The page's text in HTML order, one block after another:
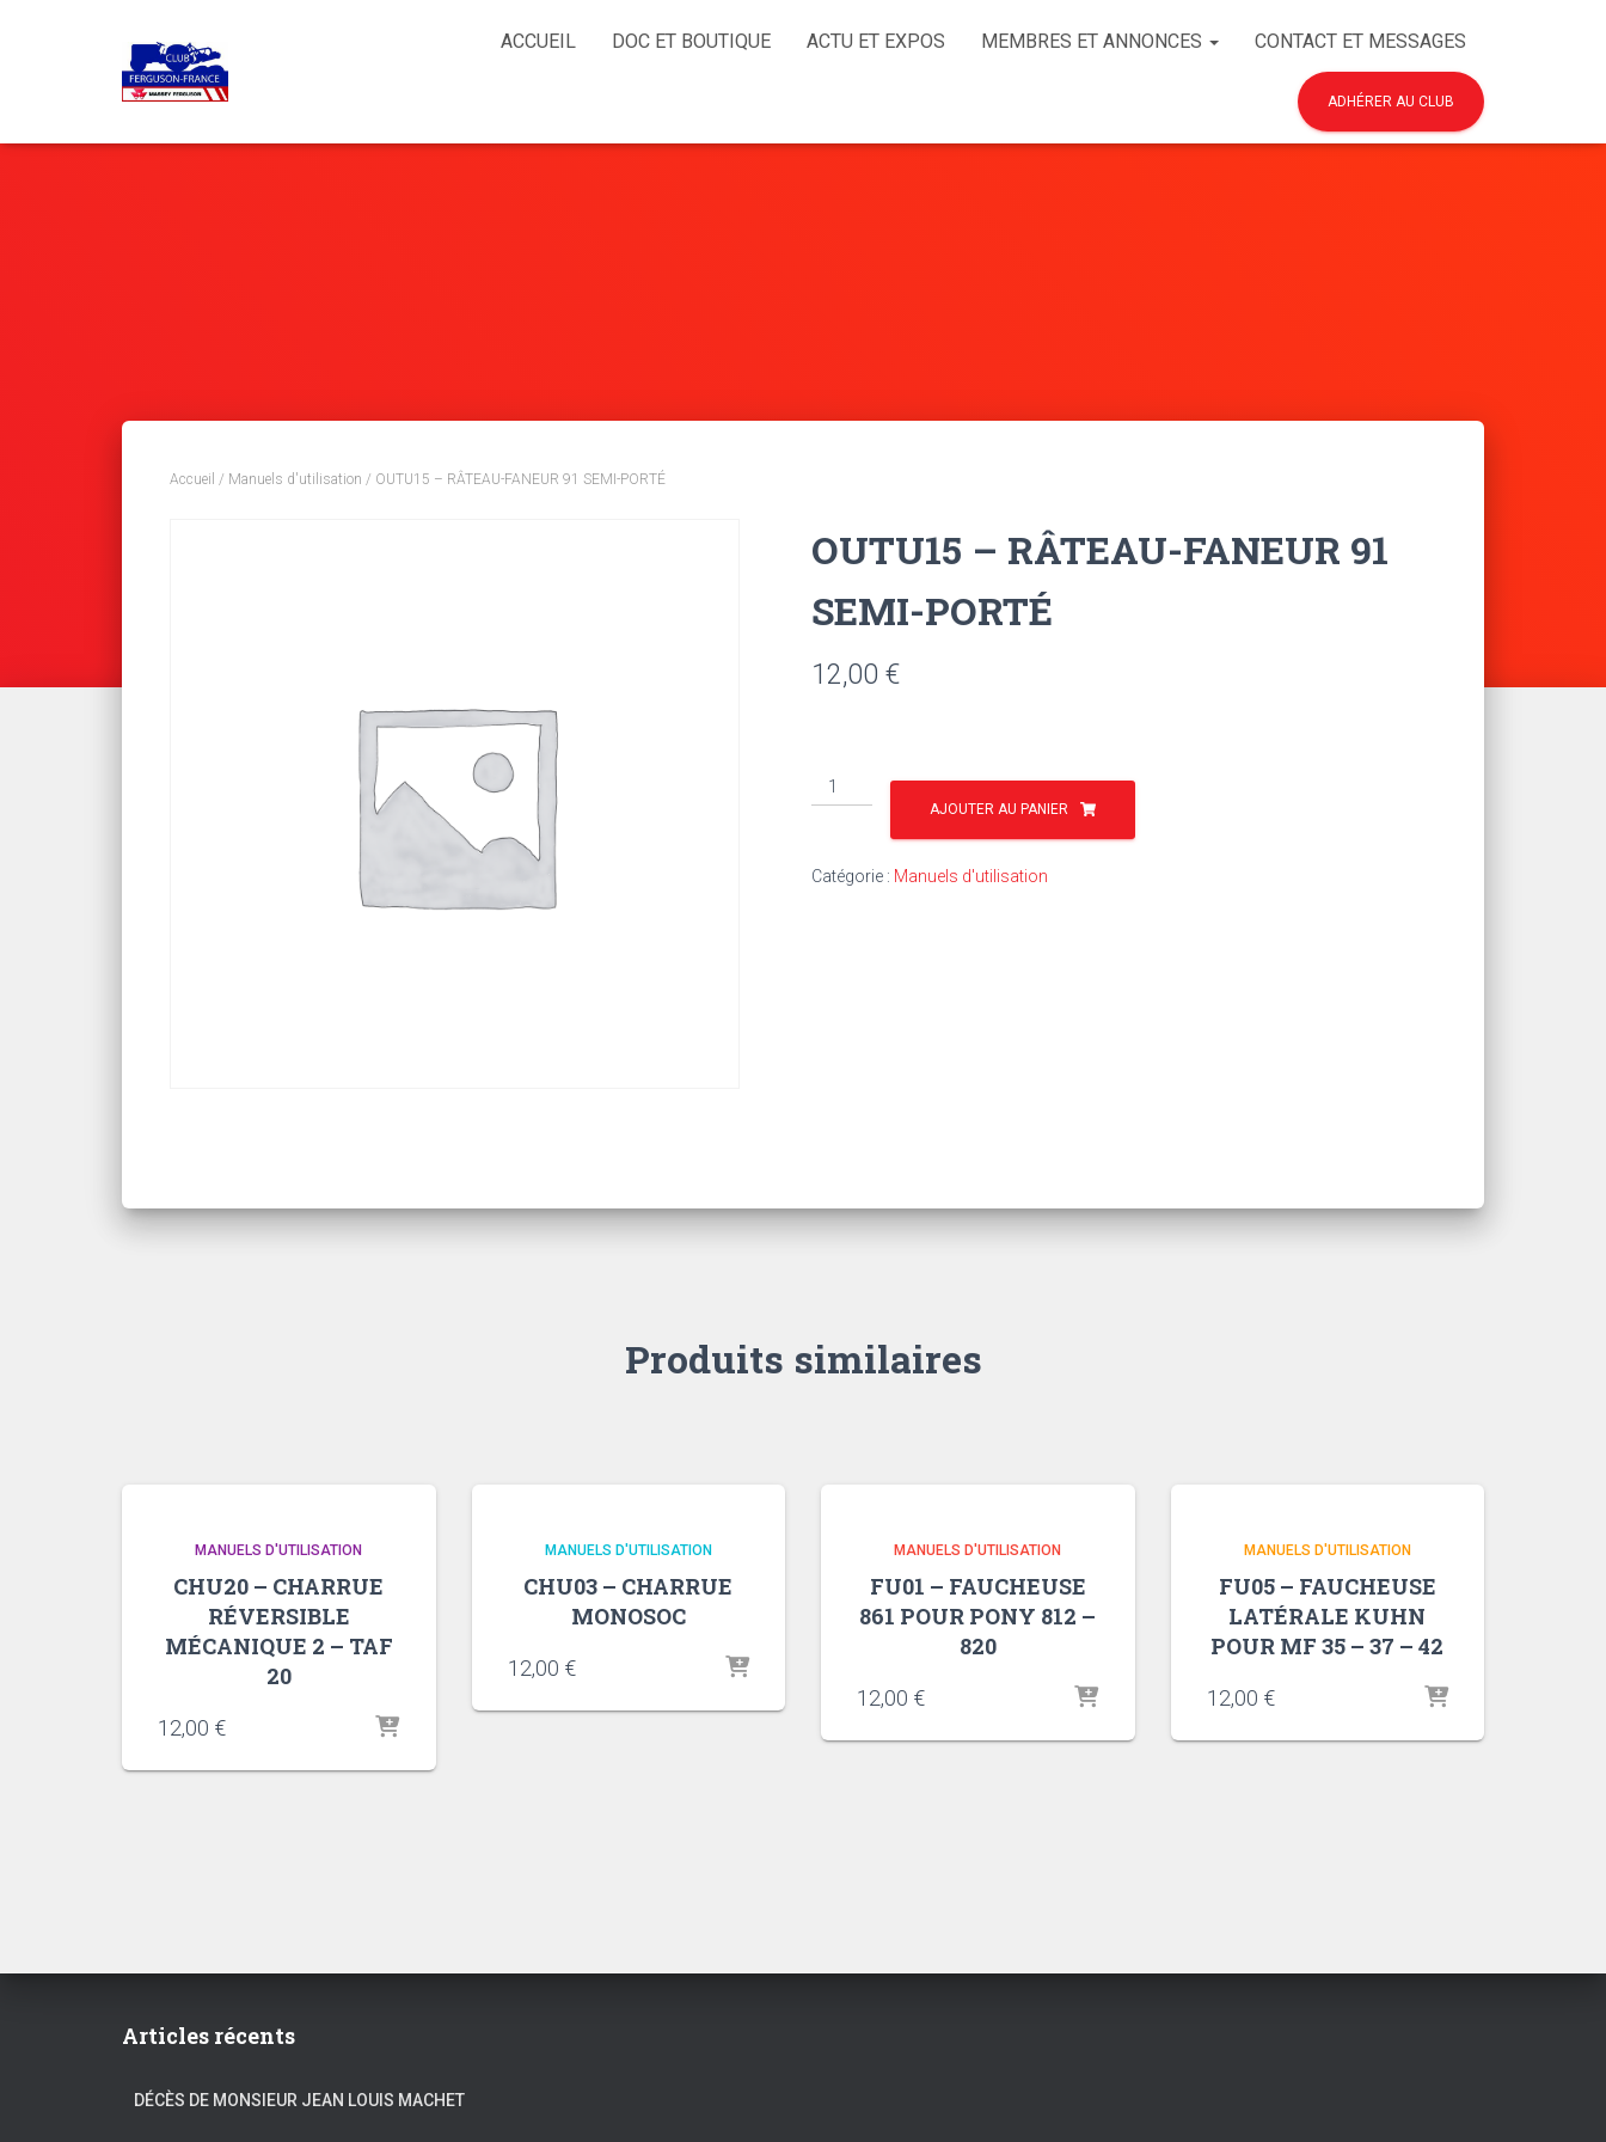
ACCUEIL DOC ET BOUTIQUE ACTU ET EXPOS MEMBRES ET ANNONCES CONTACT ET MESSAGES
ADHÉRER AU CLUB
Accueil / Manuels d'utilisation / OUTU15 – RÂTEAU-FANEUR 91 SEMI-PORTÉ
OUTU15 – RÂTEAU-FANEUR 91
SEMI-PORTÉ
12,00 €
quantité
de
RÂTEAU-
AJOUTER AU PANIER
Catégorie : Manuels d'utilisation
Produits similaires
MANUELS D'UTILISATION
CHU20 – CHARRUE
RÉVERSIBLE
MÉCANIQUE 2 – TAF
20
12,00 €
MANUELS D'UTILISATION
CHU03 – CHARRUE
MONOSOC
12,00 €
MANUELS D'UTILISATION
FU01 – FAUCHEUSE
861 POUR PONY 812 –
820
12,00 €
MANUELS D'UTILISATION
FU05 – FAUCHEUSE
LATÉRALE KUHN
POUR MF 35 – 37 – 42
12,00 €
Articles récents
DÉCÈS DE MONSIEUR JEAN LOUIS MACHET